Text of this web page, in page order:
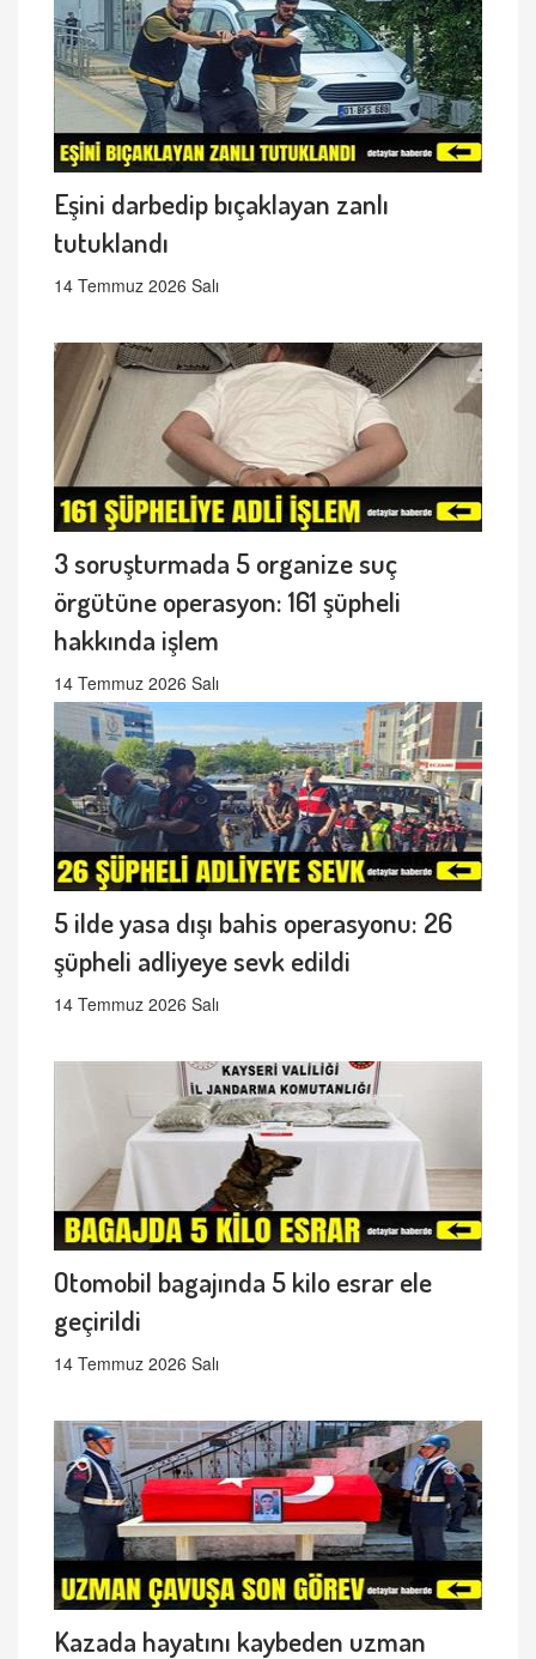
Eşini darbedip bıçaklayan zanlı
tutuklandı
14 Temmuz 2026 Salı
3 soruşturmada 5 organize suç
örgütüne operasyon: 161 şüpheli
hakkında işlem
14 Temmuz 2026 Salı
5 ilde yasa dışı bahis operasyonu: 26
şüpheli adliyeye sevk edildi
14 Temmuz 2026 Salı
Otomobil bagajında 5 kilo esrar ele
geçirildi
14 Temmuz 2026 Salı
Kazada hayatını kaybeden uzman